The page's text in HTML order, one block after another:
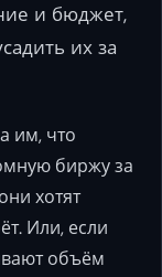
и бюджет,
их за
им, что
биржу за
хотят
Или, если
объём